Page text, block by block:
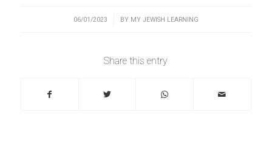
06/01/2023
/ BY MY JEWISH LEARNING
Share this entry